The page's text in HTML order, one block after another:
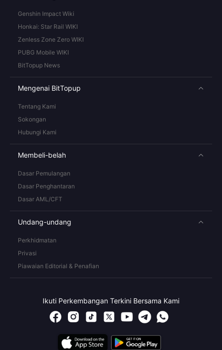
Genshin Impact Wiki
Honkai: Star Rail WIKI
Zenless Zone Zero WIKI
PUBG Mobile WIKI
BitTopup News
Mengenai BitTopup
Tentang Kami
Sokongan
Hubungi Kami
Membeli-belah
Dasar Pemulangan
Dasar Penghantaran
Dasar AML/CFT
Undang-undang
Perkhidmatan
Privasi
Piawaian Editorial & Penafian
Ikuti Perkembangan Terkini Bersama Kami